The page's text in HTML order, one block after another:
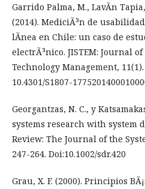
Garrido Palma, M., LavÃ­n
(2014). MediciÃ³n de
lÃ­nea en Chile: un caso de
electrÃ³nico. JISTEM: Journal
Technology Management,
10.4301/S1807-
Georgantzas, N. C., y
systems research with system
Review: The Journal of the
247-264. Doi:10.1002/sdr.420
Grau, X. F. (2000). Principios